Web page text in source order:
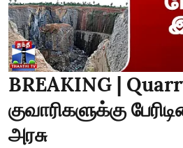
BREAKING |
குவாரிகளுக்கு
அரசு